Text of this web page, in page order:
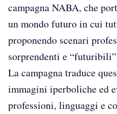
campagna NABA, che
un mondo futuro in cui
proponendo scenari
sorprendenti e
La campagna traduce
immagini iperboliche ed
professioni, linguaggi e